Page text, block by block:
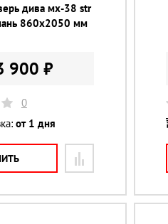
дива мх-38 str
860х2050 мм
900 ₽
0
от 1 дня